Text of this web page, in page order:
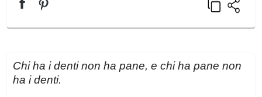
Chi ha i denti non ha pane, e chi ha pane non
ha i denti.